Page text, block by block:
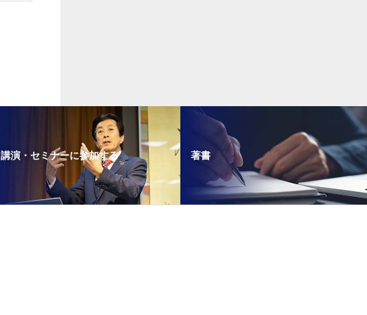
講演・セミナーに参加する 著書